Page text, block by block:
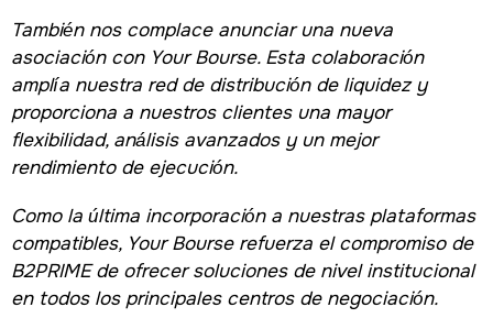
También nos complace anunciar una nueva
asociación con Your Bourse. Esta colaboración
amplía nuestra red de distribución de liquidez y
proporciona a nuestros clientes una mayor
flexibilidad, análisis avanzados y un mejor
rendimiento de ejecución.
Como la última incorporación a nuestras plataformas
compatibles, Your Bourse refuerza el compromiso de
B2PRIME de ofrecer soluciones de nivel institucional
en todos los principales centros de negociación.